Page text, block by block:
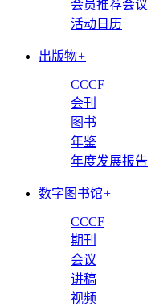
会员推荐会议
活动日历
出版物+
CCCF
会刊
图书
年鉴
年度发展报告
数字图书馆+
CCCF
期刊
会议
讲稿
视频